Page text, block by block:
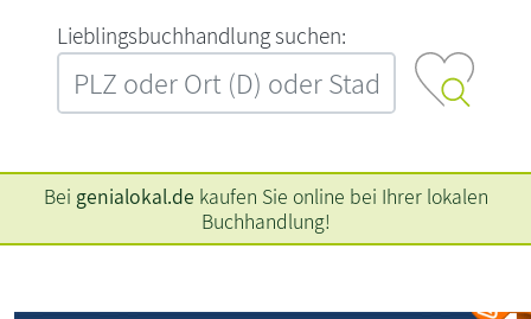
L‍i‍e‍b‍l‍i‍n‍g‍s‍b‍u‍c‍h‍h‍a‍n‍d‍l‍u‍n‍g‍ ‍s‍u‍c‍h‍e‍n‍:‍
Bei genialokal.de kaufen Sie online bei Ihrer lokalen
Buchhandlung!